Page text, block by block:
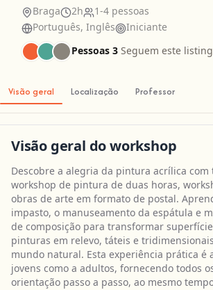
Braga 2h
1-4 pessoas
Português, Inglês
Iniciante
Pessoas 3 Seguem este listing
Visão geral Localização Professor
Visão geral do workshop
Descobre a alegria da pintura acrílica com
workshop de pintura de duas horas,
obras de arte em formato de postal.
impasto, o manuseamento da espátula e
de composição para transformar
pinturas em relevo, táteis e
mundo natural. Esta experiência prática é
jovens como a adultos, fornecendo todos
orientação passo a passo, ao mesmo